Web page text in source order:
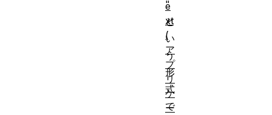
"
と
い
う
形
式
で
e
xt
(
ア
プ
リ
ケ
ー